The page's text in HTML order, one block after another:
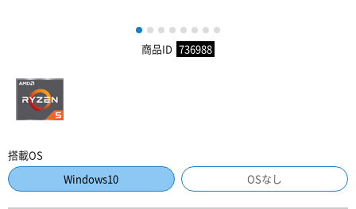
1 2 3 4 5 6 7
商品ID 736988
搭載OS
Windows10
OSなし